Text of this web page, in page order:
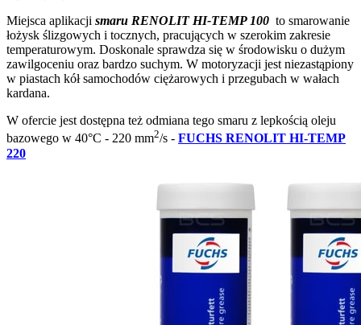
Miejsca aplikacji smaru RENOLIT HI-TEMP 100 to smarowanie
łożysk ślizgowych i tocznych, pracujących w szerokim zakresie
temperaturowym. Doskonale sprawdza się w środowisku o dużym
zawilgoceniu oraz bardzo suchym. W motoryzacji jest niezastąpiony
w piastach kół samochodów ciężarowych i przegubach w wałach
kardana.
W ofercie jest dostępna też odmiana tego smaru z lepkością oleju
bazowego w 40°C - 220 mm2/s - FUCHS RENOLIT HI-TEMP
220